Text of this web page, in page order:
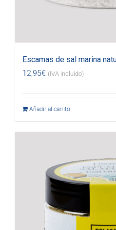
Escamas de sal marina
12,95€ (IVA incluido)
Añadir al carrito